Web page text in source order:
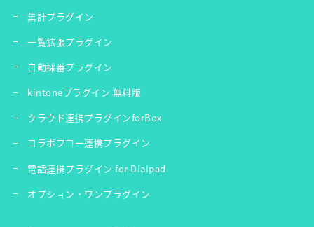
集計プラグイン
一覧拡張プラグイン
自動採番プラグイン
kintoneプラグイン 無料版
クラウド連携プラグインforBox
コラボフロー連携プラグイン
電話連携プラグイン for Dialpad
オプション・ワンプラグイン